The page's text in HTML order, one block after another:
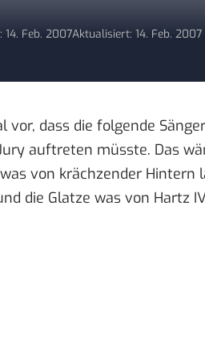
Feb. 2007Aktualisiert: 14. Feb. 2007
vor, dass die folgende
auftreten müsste. Das
von krächzender Hintern
die Glatze was von Hartz